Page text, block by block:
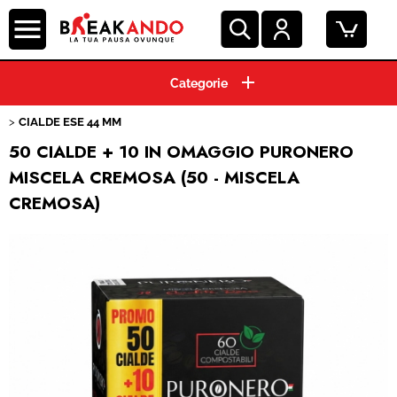
HOME
GRANI E MACINATO
PRODOTTI HO.RE.CA.
ACCESSORI
CIALDE ESE 44 MM
50 CIALDE + 10 IN OMAGGIO PURONERO
MISCELA CREMOSA (50 - MISCELA
CREMOSA)